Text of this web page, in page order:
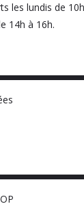
les lundis de
14h à 16h.